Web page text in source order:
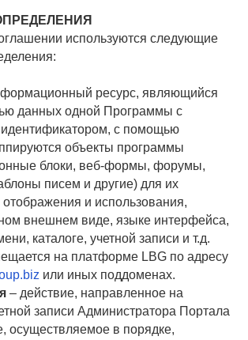
используются следующие
ресурс, являющийся
данных одной Программы с
с помощью
объекты программы
блоки, веб-формы, форумы,
писем и другие) для их
отображения и использования,
внешнем виде, языке интерфейса,
каталоге, учетной записи и т.д.
на платформе LBG по адресу
или иных поддоменах.
– действие, направленное на
записи Администратора Портала
осуществляемое в порядке,